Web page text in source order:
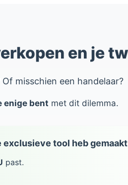
en je
misschien een handelaar?
enige bent met dit dilemma.
exclusieve tool heb gemaakt
past.